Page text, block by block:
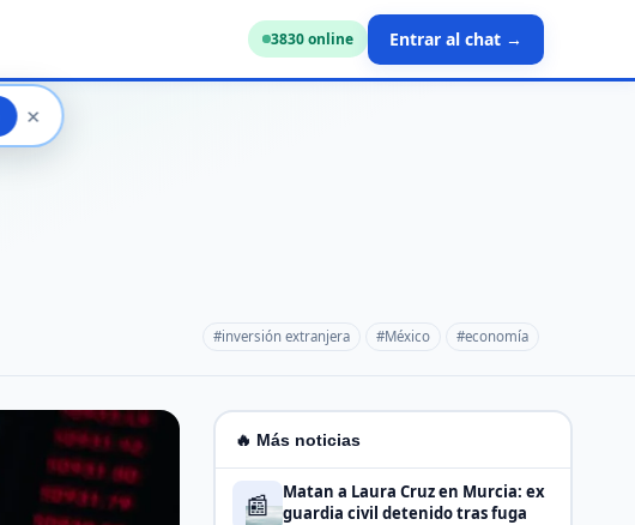
3830online Entrar al chat →
#inversión extranjera #México #economía
🔥 Más noticias
📰
Matan a Laura Cruz en Murcia: ex
guardia civil detenido tras fuga
✕